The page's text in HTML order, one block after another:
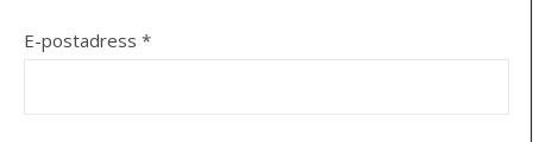
E-postadress *